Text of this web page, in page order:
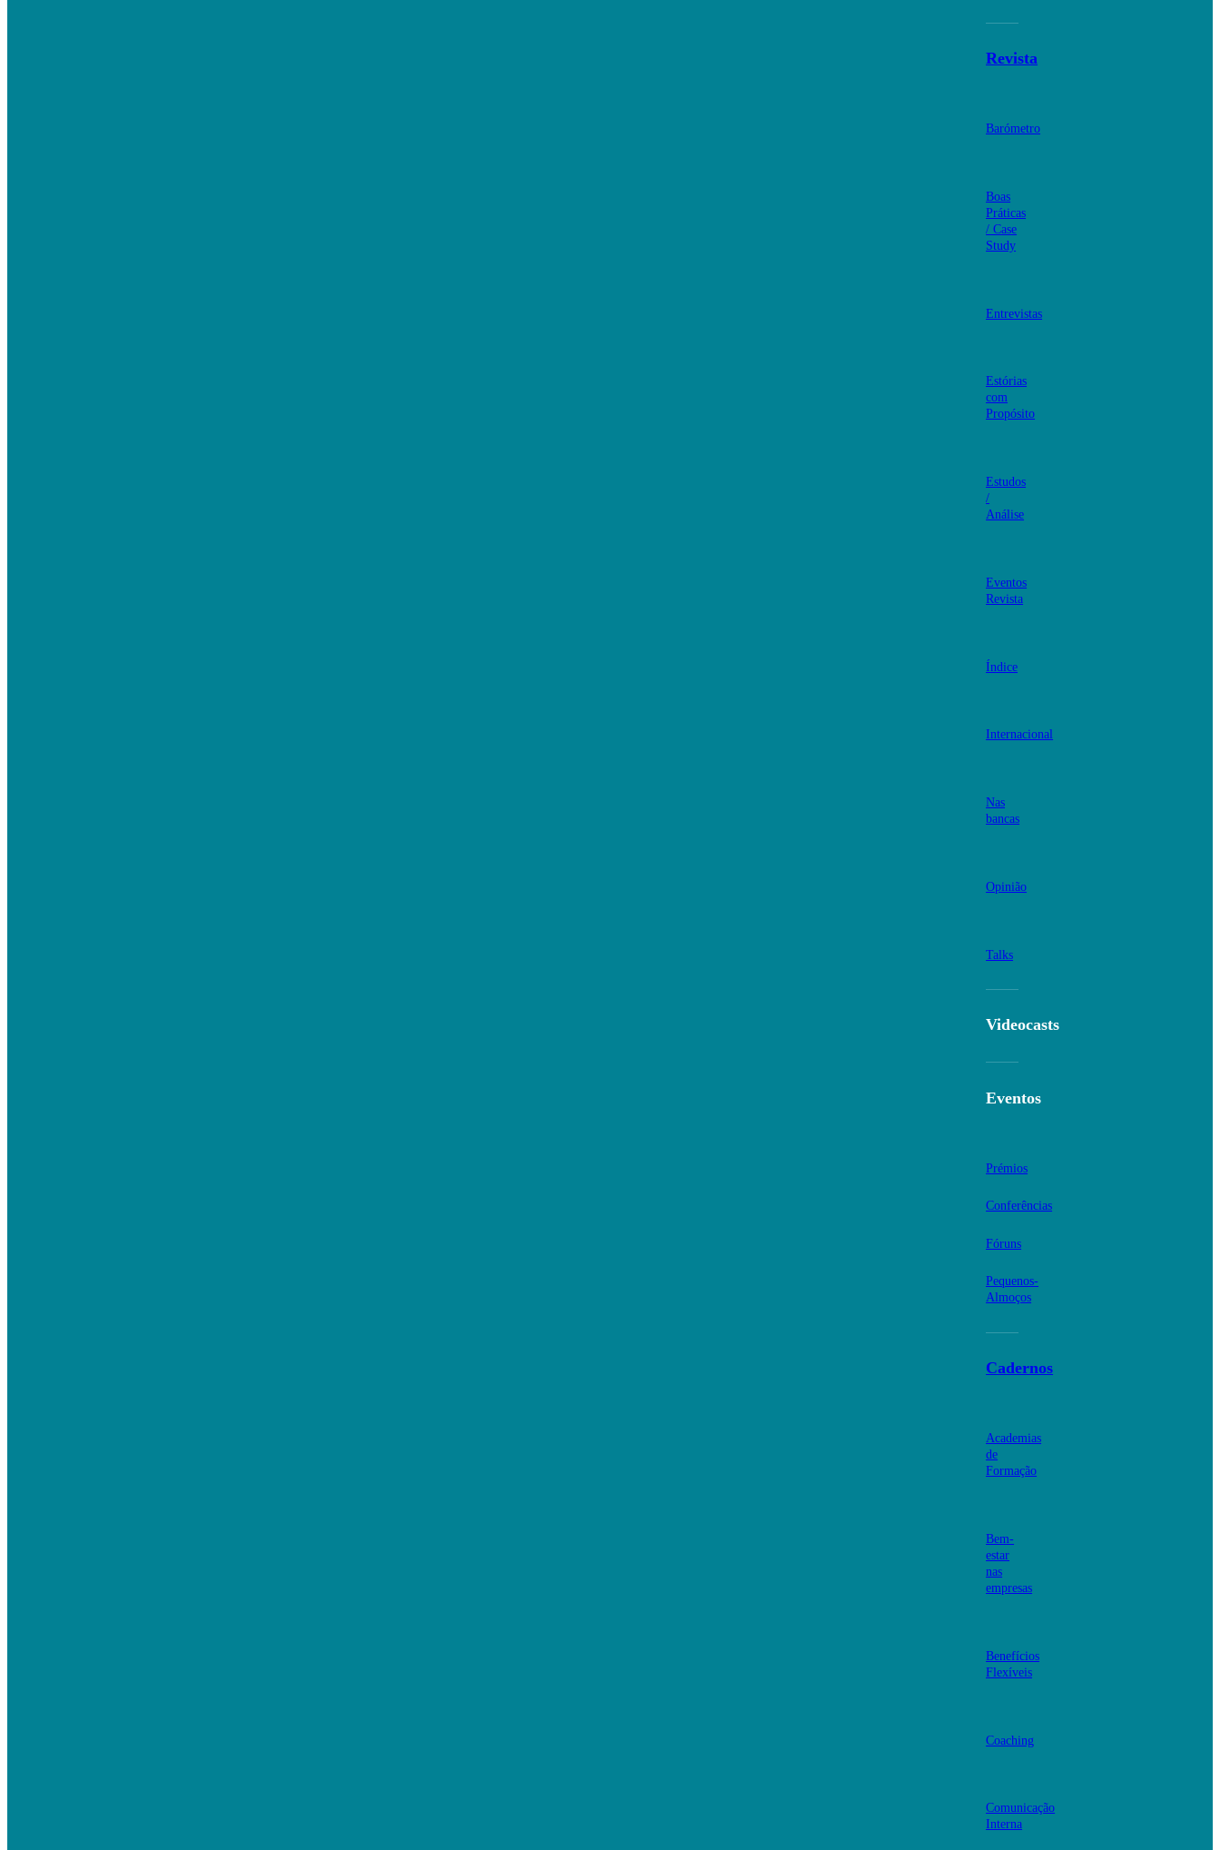
Revista
Barómetro
Boas
Práticas
/ Case
Study
Entrevistas
Estórias
com
Propósito
Estudos
/
Análise
Eventos
Revista
Índice
Internacional
Nas
bancas
Opinião
Talks
Videocasts
Eventos
Prémios
Conferências
Fóruns
Pequenos-
Almoços
Cadernos
Academias
de
Formação
Bem-
estar
nas
empresas
Benefícios
Flexíveis
Coaching
Comunicação
Interna